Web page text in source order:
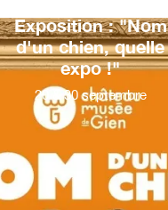
Exposition : "Nom
d'un chien, quelle
expo !"
20 30 septembre